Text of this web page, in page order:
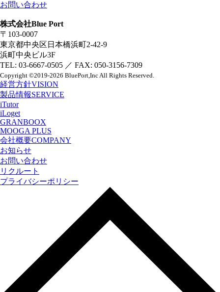
お問い合わせ
株式会社Blue Port
〒103-0007
東京都中央区日本橋浜町2-42-9
浜町中央ビル3F
TEL: 03-6667-0505 ／ FAX: 050-3156-7309
Copyright ©2019-2026 BluePort,IncAll Rights Reserved.
経営方針VISION
製品情報SERVICE
iTutor
iLoget
GRANBOOX
MOOGA PLUS
会社概要COMPANY
お知らせ
お問い合わせ
リクルート
プライバシーポリシー